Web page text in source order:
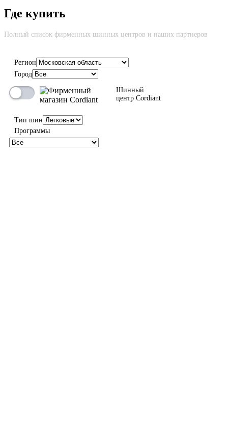
100%
Cкидка до 100% на новую шину вне зависимости от причины
возврата
Где купить
Полный список фирменных шинных центров и наших партнеров
Регион
Город
Шинный
центр Cordiant
Тип шин
Программы